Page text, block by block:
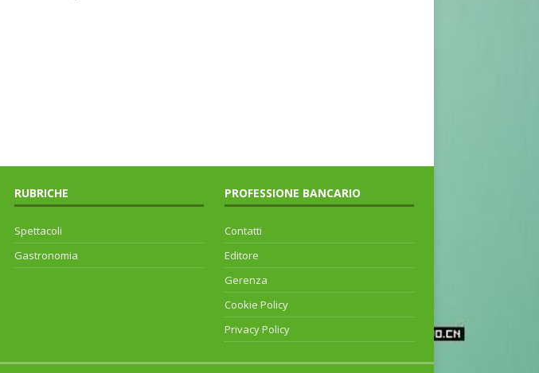
RUBRICHE
Spettacoli
Gastronomia
PROFESSIONE BANCARIO
Contatti
Editore
Gerenza
Cookie Policy
Privacy Policy